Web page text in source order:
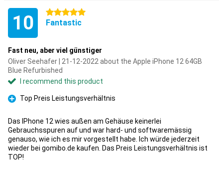
10 5 stars
Fantastic
Fast neu, aber viel günstiger
Oliver Seehafer | 21-12-2022 about the Apple iPhone 12 64GB
Blue Refurbished
I recommend this product
Pro
Top Preis Leistungsverhältnis
Das IPhone 12 wies außen am Gehäuse keinerlei
Gebrauchsspuren auf und war hard- und softwaremässig
genauso, wie ich es mir vorgestellt habe. Ich würde jederzeit
wieder bei gomibo.de kaufen. Das Preis Leistungsverhältnis ist
TOP!